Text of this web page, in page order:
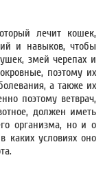
лечит кошек,
и навыков, чтобы
змей черепах и
поэтому их
а также их
поэтому ветврач,
должен иметь
организма, но и о
каких условиях оно